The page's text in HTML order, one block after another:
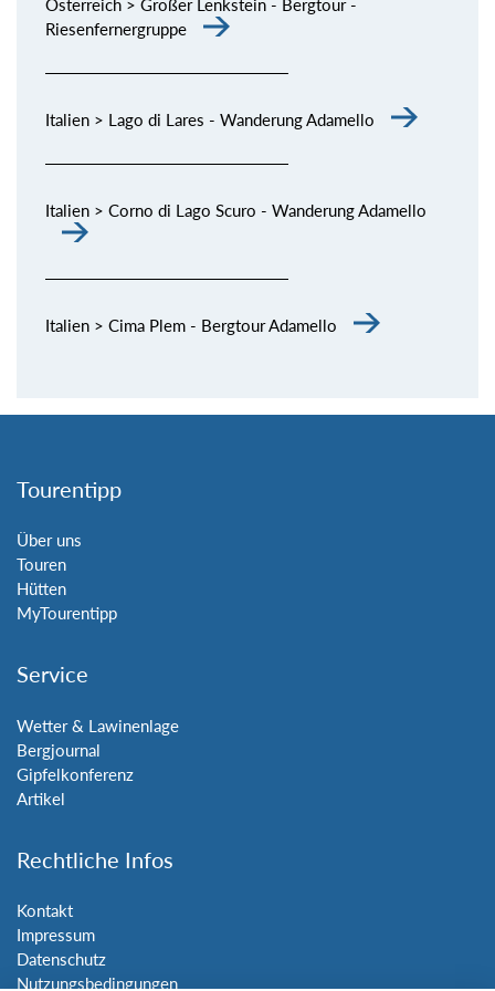
Österreich > Großer Lenkstein - Bergtour -
Riesenfernergruppe
Italien > Lago di Lares - Wanderung Adamello
Italien > Corno di Lago Scuro - Wanderung Adamello
Italien > Cima Plem - Bergtour Adamello
Tourentipp
Über uns
Touren
Hütten
MyTourentipp
Service
Wetter & Lawinenlage
Bergjournal
Gipfelkonferenz
Artikel
Rechtliche Infos
Kontakt
Impressum
Datenschutz
Nutzungsbedingungen